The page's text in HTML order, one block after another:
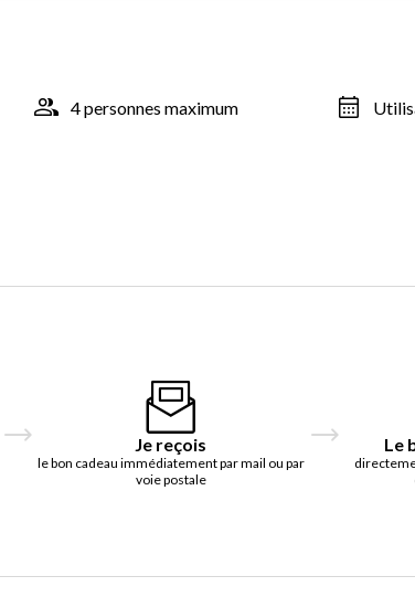
4 personnes maximum
Je reçois
le bon cadeau immédiatement par mail ou par
voie postale
Le